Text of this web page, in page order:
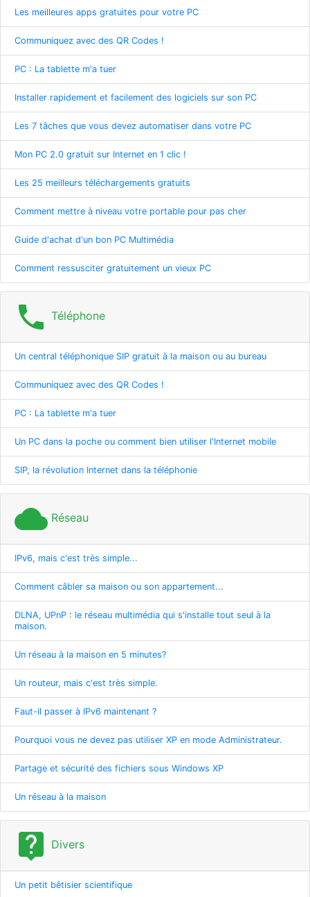
Les meilleures apps gratuites pour votre PC
Communiquez avec des QR Codes !
PC : La tablette m'a tuer
Installer rapidement et facilement des logiciels sur son PC
Les 7 tâches que vous devez automatiser dans votre PC
Mon PC 2.0 gratuit sur Internet en 1 clic !
Les 25 meilleurs téléchargements gratuits
Comment mettre à niveau votre portable pour pas cher
Guide d'achat d'un bon PC Multimédia
Comment ressusciter gratuitement un vieux PC
phone Téléphone
Un central téléphonique SIP gratuit à la maison ou au bureau
Communiquez avec des QR Codes !
PC : La tablette m'a tuer
Un PC dans la poche ou comment bien utiliser l'Internet mobile
SIP, la révolution Internet dans la téléphonie
cloud Réseau
IPv6, mais c'est très simple...
Comment câbler sa maison ou son appartement...
DLNA, UPnP : le réseau multimédia qui s'installe tout seul à la
maison.
Un réseau à la maison en 5 minutes?
Un routeur, mais c'est très simple.
Faut-il passer à IPv6 maintenant ?
Pourquoi vous ne devez pas utiliser XP en mode Administrateur.
Partage et sécurité des fichiers sous Windows XP
Un réseau à la maison
live_help Divers
Un petit bêtisier scientifique